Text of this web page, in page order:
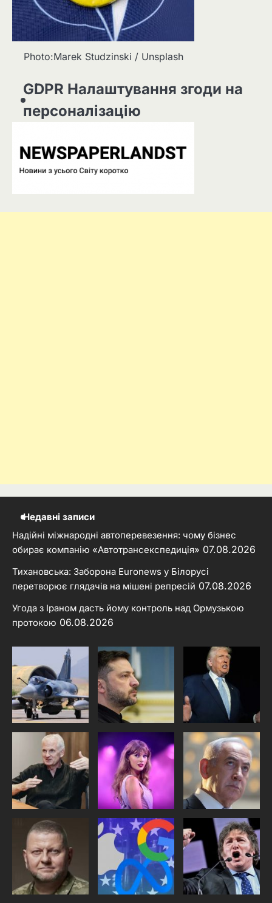
Photo:Marek Studzinski / Unsplash
GDPR Налаштування згоди на
персоналізацію
Недавні записи
Надійні міжнародні автоперевезення: чому бізнес
обирає компанію «Автотрансекспедиція» 07.08.2026
Тихановська: Заборона Euronews у Білорусі
перетворює глядачів на мішені репресій 07.08.2026
Угода з Іраном дасть йому контроль над Ормузькою
протокою 06.08.2026